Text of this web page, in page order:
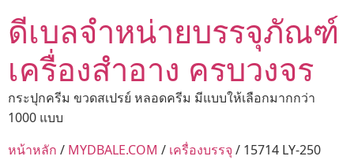
ดีเบลจำหน่ายบรรจุภัณฑ์
เครื่องสำอาง ครบวงจร
กระปุกครีม ขวดสเปรย์ หลอดครีม มีแบบให้เลือกมากกว่า
1000 แบบ
หน้าหลัก / MYDBALE.COM / เครื่องบรรจุ / 15714 LY-250